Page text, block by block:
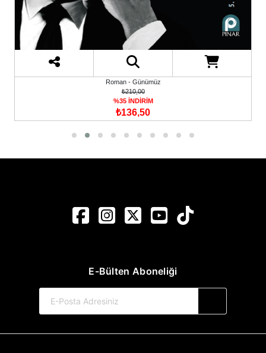
Roman - Günümüz
₺210,00
%35 İNDİRİM
₺136,50
E-Bülten Aboneliği